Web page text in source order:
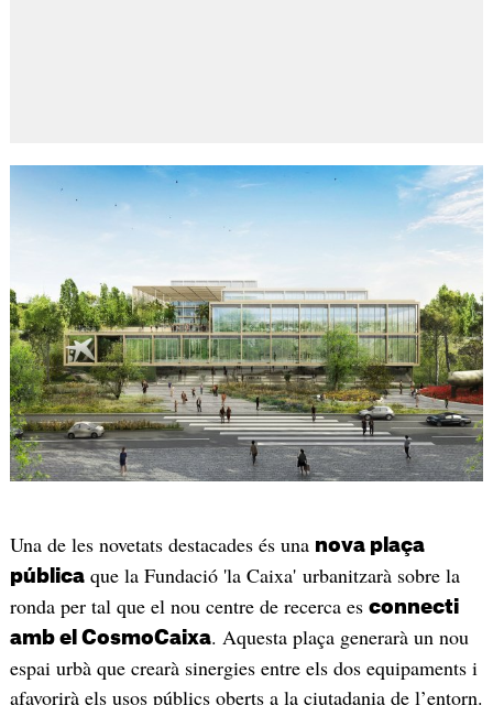
Una de les novetats destacades és una nova plaça
públicaque la Fundació 'la Caixa' urbanitzarà sobre la
ronda per tal que el nou centre de recerca es connecti
amb el CosmoCaixa. Aquesta plaça generarà un nou
espai urbà que crearà sinergies entre els dos equipaments i
afavorirà els usos públics oberts a la ciutadania de l’entorn.